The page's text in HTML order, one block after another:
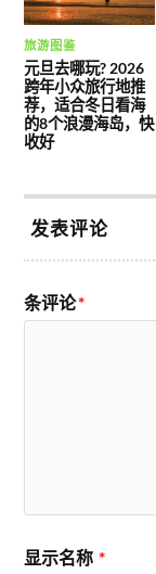
旅游图鉴
元旦去哪玩? 2026
跨年小众旅行地推
荐，适合冬日看海
的8个浪漫海岛，快
收好
发表评论
条评论*
显示名称 *